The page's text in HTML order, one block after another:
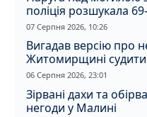
поліція розшукала
07 Серпня 2026, 10:26
Вигадав версію про
Житомирщині
вбивство
06 Серпня 2026, 23:01
Зірвані дахи та
негоди у Малині